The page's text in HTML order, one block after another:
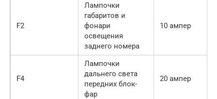
F2
Лампочки
габаритов и
фонари
освещения
заднего номера
10 ампер
F4
Лампочки
дальнего света
передних блок-
фар
20 ампер